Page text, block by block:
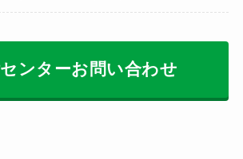
ンターお問い合わせ